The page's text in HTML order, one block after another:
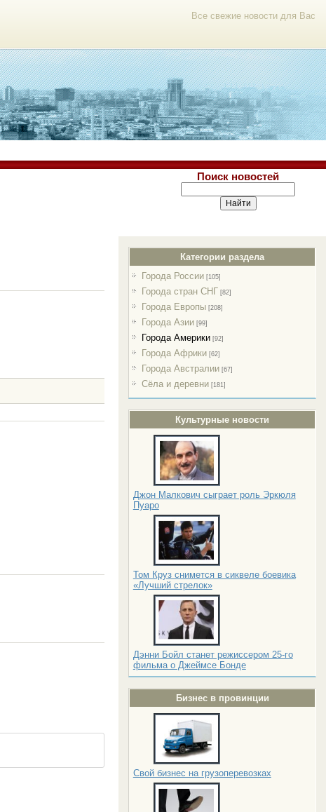
Все свежие новости для Вас
Поиск новостей
Категории раздела
Города России [105]
Города стран СНГ [82]
Города Европы [208]
Города Азии [99]
Города Америки [92]
Города Африки [62]
Города Австралии [67]
Сёла и деревни [181]
Культурные новости
Джон Малкович сыграет роль Эркюля
Пуаро
Том Круз снимется в сиквеле боевика
«Лучший стрелок»
Дэнни Бойл станет режиссером 25-го
фильма о Джеймсе Бонде
Бизнес в провинции
Свой бизнес на грузоперевозках